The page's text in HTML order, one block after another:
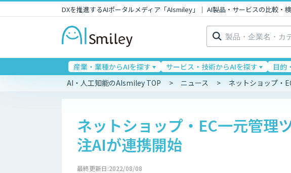
DXを推進するAIポータルメディア「AIsmiley」｜ AI製品・サービスの比較・
検
索:
産業・業種からAIを探す サービス・技術からAIを探す 目的
AI・人工知能のAIsmiley TOP ニュース ネットショップ・
ネットショップ・EC一元管理
注AIが連携開始
最終更新日:2022/08/08